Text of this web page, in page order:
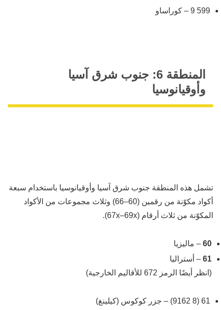
599 9 – كوراساو
المنطقة 6: جنوب شرق آسيا
وأوقيانوسيا
تشمل هذه المنطقة جنوب شرق آسيا وأوقيانوسيا باستخدام سبعة
أكواد مكوّنة من رقمين (60–66) وثلاث مجموعات من الأكواد
المكوّنة من ثلاث أرقام (67x–69x).
60 – ماليزيا
61 – أستراليا
(انظر أيضًا الرمز 672 للأقاليم الخارجية)
61 (8 9162) – جزر كوكوس (كيلينغ)